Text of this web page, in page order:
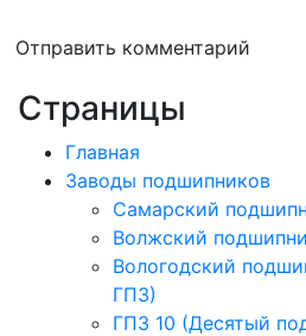
Отправить комментарий
Страницы
Главная
Заводы подшипников
Cамарский
Волжский
Вологодский
ГПЗ)
ГПЗ 10 (Десятый